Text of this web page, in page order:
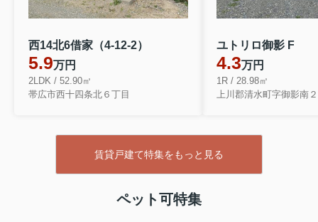
西14北6借家（4-12-2）
5.9万円
2LDK / 52.90㎡
帯広市西十四条北６丁目
ユトリロ御影 F
4.3万円
1R / 28.98㎡
上川郡清水町字御影南
賃貸戸建て特集をもっと見る
ペット可特集